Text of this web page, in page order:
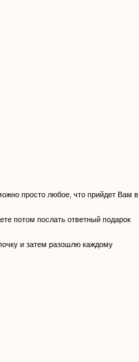
просто любое, что прийдет Вам в
потом послать ответный подарок
и затем разошлю каждому